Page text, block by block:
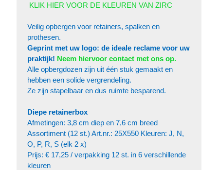
KLIK HIER VOOR DE KLEUREN VAN ZIRC
Veilig opbergen voor retainers, spalken en
prothesen.
Geprint met uw logo: de ideale reclame voor uw
praktijk! Neem hiervoor contact met ons op.
Alle opbergdozen zijn uit één stuk gemaakt en
hebben een solide vergrendeling.
Ze zijn stapelbaar en dus ruimte besparend.
Diepe retainerbox
Afmetingen: 3,8 cm diep en 7,6 cm breed
Assortiment (12 st.) Art.nr.: 25X550 Kleuren: J, N,
O, P, R, S (elk 2 x)
Prijs: € 17,25 / verpakking 12 st. in 6 verschillende
kleuren